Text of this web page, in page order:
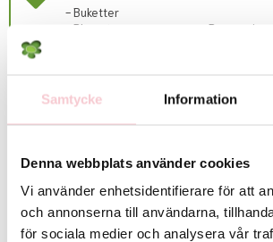
Samtycke Information
Denna webbplats använder cookies
Vi använder enhetsidentifierare för att
och annonserna till användarna,
för sociala medier och analysera vår
detta via mejl samt återbetala kostnaden till
Vänligen observera att begravningsblommor
d.v.s. ej till andra länder än Sverige.
Lokala avvikelser gällande utbud/sortiment:
Det exakta antalet blommor i buketten samt
beroende på dagspriser och lokalt utbud. Vid
alltid att bukettens färg, form och värde bevaras.
möjligt så kontaktas du innan leverans.
För fullständiga villkor, se:https://
- Buketter
- Blomsterarrangemang -
Rekommenderade tillbehör till